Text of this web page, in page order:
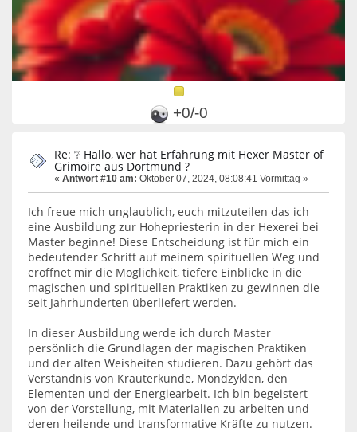
+0/-0
Re: ❔ Hallo, wer hat Erfahrung mit Hexer Master of
Grimoire aus Dortmund ?
« Antwort #10 am: Oktober 07, 2024, 08:08:41 Vormittag »
Ich freue mich unglaublich, euch mitzuteilen das ich
eine Ausbildung zur Hohepriesterin in der Hexerei bei
Master beginne! Diese Entscheidung ist für mich ein
bedeutender Schritt auf meinem spirituellen Weg und
eröffnet mir die Möglichkeit, tiefere Einblicke in die
magischen und spirituellen Praktiken zu gewinnen die
seit Jahrhunderten überliefert werden.
In dieser Ausbildung werde ich durch Master
persönlich die Grundlagen der magischen Praktiken
und der alten Weisheiten studieren. Dazu gehört das
Verständnis von Kräuterkunde, Mondzyklen, den
Elementen und der Energiearbeit. Ich bin begeistert
von der Vorstellung, mit Materialien zu arbeiten und
deren heilende und transformative Kräfte zu nutzen.